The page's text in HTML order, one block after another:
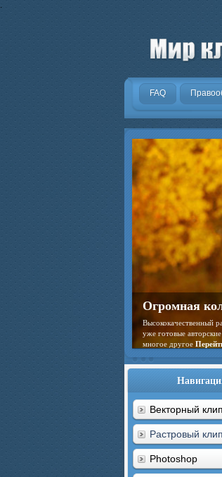
.
FAQ
Огромная
Высококачественный
уже готовые
многое другое
Векторный
Растровый
Photoshop